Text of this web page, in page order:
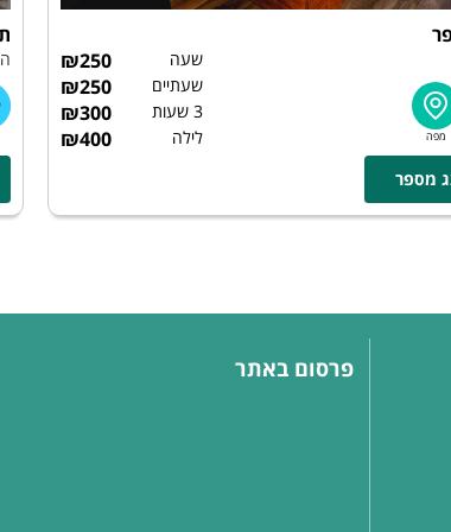
שעה ₪250
שעתיים ₪250
3 שעות ₪300
לילה ₪400
פרסום באתר